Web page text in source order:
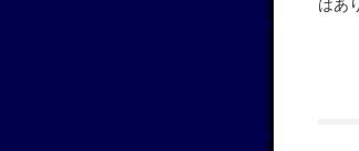
はあ